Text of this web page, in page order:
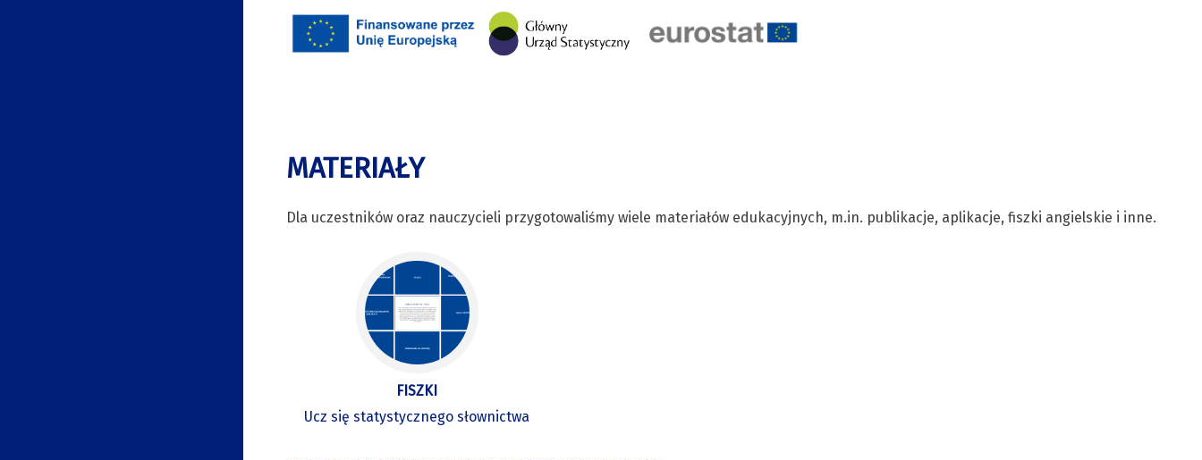
MATERIAŁY
Dla uczestników oraz nauczycieli przygotowaliśmy wiele materiałów edukacyjnych, m.in. publikacje, aplikacje, fiszki angielskie i inne.
FISZKI
Ucz się statystycznego słownictwa